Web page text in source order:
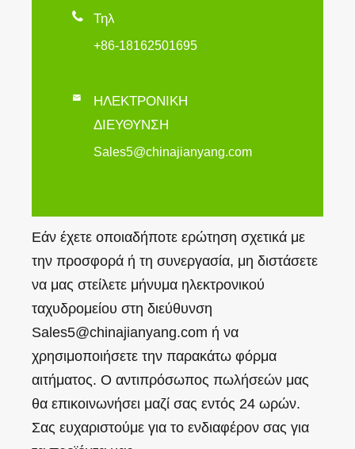
 Τηλ
+86-18162501695

ΗΛΕΚΤΡΟΝΙΚΗ
ΔΙΕΥΘΥΝΣΗ
Sales5@chinajianyang.com
Εάν έχετε οποιαδήποτε ερώτηση σχετικά με
την προσφορά ή τη συνεργασία, μη διστάσετε
να μας στείλετε μήνυμα ηλεκτρονικού
ταχυδρομείου στη διεύθυνση
Sales5@chinajianyang.com ή να
χρησιμοποιήσετε την παρακάτω φόρμα
αιτήματος. Ο αντιπρόσωπος πωλήσεών μας
θα επικοινωνήσει μαζί σας εντός 24 ωρών.
Σας ευχαριστούμε για το ενδιαφέρον σας για